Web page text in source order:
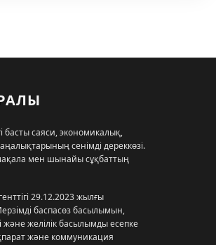
басты саяси, экономикалық,
сенімді дереккөзі.
мен шынайы сұқбаттың
29.12.2023 жылғы
баспасөз басылымын,
және желілік басылымды есепке
және коммуникация